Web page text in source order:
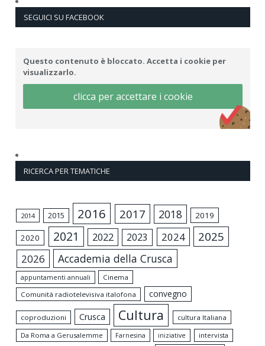
SEGUICI SU FACEBOOK
Questo contenuto è bloccato. Accetta i cookie per
visualizzarlo.
clicca per accettare i cookie
RICERCA PER TEMATICHE
2014 2015 2016 2017 2018 2019
2020 2021 2022 2023 2024 2025
2026 Accademia della Crusca
appuntamenti annuali
Cinema
Comunità radiotelevisiva italofona
convegno
coproduzioni Crusca Cultura
cultura Italiana
Da Roma a Gerusalemme
Farnesina iniziative intervista